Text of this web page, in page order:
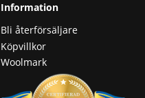
Information
Bli återförsäljare
Köpvillkor
Woolmark